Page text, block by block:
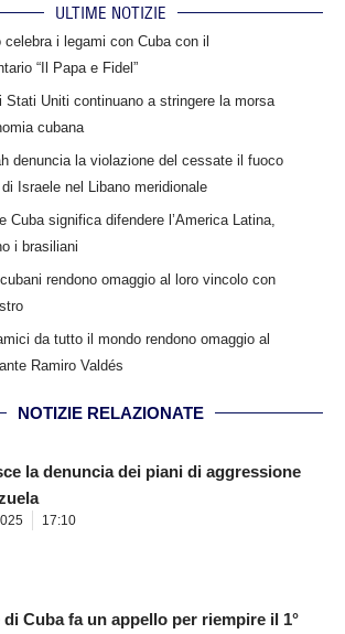
ULTIME NOTIZIE
celebra i legami con Cuba con il
“Il Papa e Fidel”
Stati Uniti continuano a stringere la morsa
cubana
denuncia la violazione del cessate il fuoco
Israele nel Libano meridionale
Cuba significa difendere l’America Latina,
i brasiliani
rendono omaggio al loro vincolo con
da tutto il mondo rendono omaggio al
Ramiro Valdés
NOTIZIE RELAZIONATE
la denuncia dei piani di aggressione
17:10
Cuba fa un appello per riempire il 1°